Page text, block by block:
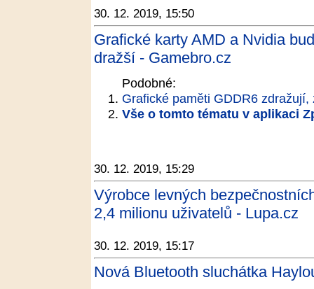
30. 12. 2019, 15:50
Grafické karty AMD a Nvidia
dražší - Gamebro.cz
Podobné:
Grafické paměti GDDR6
Vše o tomto tématu v aplikaci
30. 12. 2019, 15:29
Výrobce levných
2,4 milionu uživatelů - Lupa.cz
30. 12. 2019, 15:17
Nová Bluetooth sluchátka